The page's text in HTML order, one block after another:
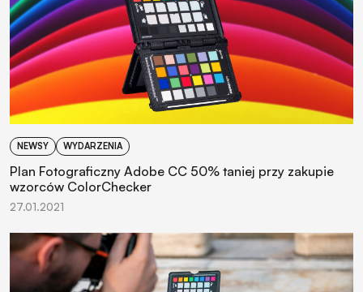
NEWSY WYDARZENIA
Plan Fotograficzny Adobe CC 50% taniej przy zakupie
wzorców ColorChecker
27.01.2021